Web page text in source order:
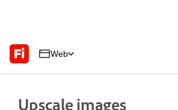
Web